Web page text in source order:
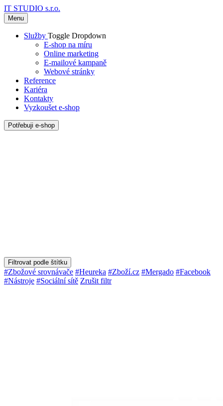
IT STUDIO s.r.o.
Menu
Služby Toggle Dropdown
E-shop na míru
Online marketing
E-mailové kampaně
Webové stránky
Reference
Kariéra
Kontakty
Vyzkoušet e-shop
Potřebuji e-shop
Filtrovat podle štítku
#Zbožové srovnávače #Heureka #Zboží.cz #Mergado #Facebook
#Nástroje #Sociální sítě Zrušit filtr